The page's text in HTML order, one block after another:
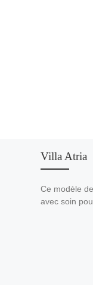
Villa Atria
Ce modèle
avec soin